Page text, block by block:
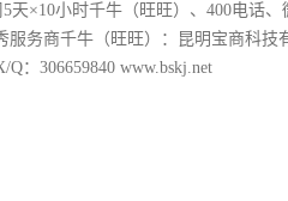
5天×10小时千牛（旺旺）、400电话
服务商千牛（旺旺）：昆明宝商科
：306659840 www.bskj.net